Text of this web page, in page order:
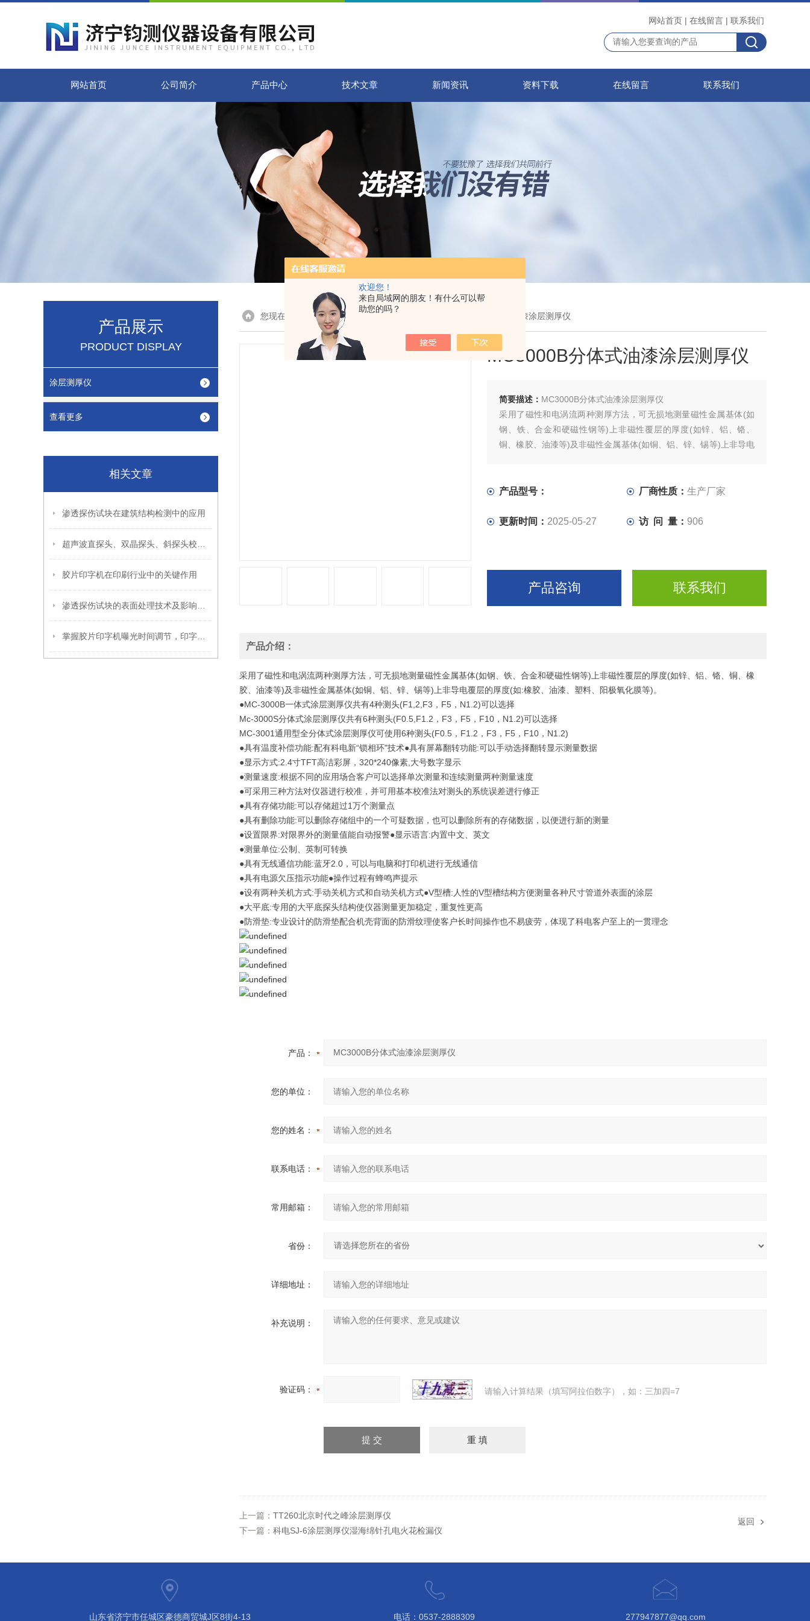
欢迎您！
来自局域网的朋友！有什么可以帮
助您的吗？
网站首页 | 在线留言 | 联系我们
网站首页 公司简介 产品中心 技术文章 新闻资讯 资料下载 在线留言 联系我们
产品展示
PRODUCT DISPLAY
涂层测厚仪
查看更多
相关文章
渗透探伤试块在建筑结构检测中的应用
胶片印字机在印刷行业中的关键作用
您现在的位置：首页> 产品展示 > > > MC3000B分体式油漆涂层测厚仪
MC3000B分体式油漆涂层测厚仪
简要描述： MC3000B分体式油漆涂层测厚仪
采用了磁性和电涡流两种测厚方法，可无损地测量磁性金属基体(如
钢、铁、合金和硬磁性钢等)上非磁性覆层的厚度(如锌、铝、铬、
铜、橡胶、油漆等)及非磁性金属基体(如铜、铝、锌、锡等)上非导电
产品型号： 厂商性质：生产厂家
更新时间： 2025-05-27 访 问 量： 906
产品咨询 联系我们
产品介绍：
采用了磁性和电涡流两种测厚方法，可无损地测量磁性金属基体(如钢、铁、合金和硬磁性钢等)上非磁性覆层的厚度(如锌、铝、铬、铜、橡
胶、油漆等)及非磁性金属基体(如铜、铝、锌、锡等)上非导电覆层的厚度(如:橡胶、油漆、塑料、阳极氧化膜等)。
●MC-3000B一体式涂层测厚仪共有4种测头(F1,2,F3，F5，N1.2)可以选择
Mc-3000S分体式涂层测厚仪共有6种测头(F0.5,F1.2，F3，F5，F10，N1.2)可以选择
MC-3001通用型全分体式涂层测厚仪可使用6种测头(F0.5，F1.2，F3，F5，F10，N1.2)
●具有温度补偿功能:配有科电新“锁相环"技术●具有屏幕翻转功能:可以手动选择翻转显示测量数据
●显示方式:2.4寸TFT高洁彩屏，320*240像素,大号数字显示
●测量速度:根据不同的应用场合客户可以选择单次测量和连续测量两种测量速度
●可采用三种方法对仪器进行校准，并可用基本校准法对测头的系统误差进行修正
●具有存储功能:可以存储超过1万个测量点
●具有删除功能:可以删除存储组中的一个可疑数据，也可以删除所有的存储数据，以便进行新的测量
●设置限界:对限界外的测量值能自动报警●显示语言:内置中文、英文
●测量单位:公制、英制可转换
●具有无线通信功能:蓝牙2.0，可以与电脑和打印机进行无线通信
●具有电源欠压指示功能●操作过程有蜂鸣声提示
●设有两种关机方式:手动关机方式和自动关机方式●V型槽:人性的V型槽结构方便测量各种尺寸管道外表面的涂层
●大平底:专用的大平底探头结构使仪器测量更加稳定，重复性更高
●防滑垫:专业设计的防滑垫配合机壳背面的防滑纹理使客户长时间操作也不易疲劳，体现了科电客户至上的一贯理念
产品：
您的单位：
您的姓名：
联系电话：
常用邮箱：
省份：
详细地址：
补充说明：
验证码： 请输入计算结果（填写阿拉伯数字），如：三加四=7
上一篇： TT260北京时代之峰涂层测厚仪
下一篇： 科电SJ-6涂层测厚仪湿海绵针孔电火花检漏仪
返回
山东省济宁市任城区豪德商贸城J区8街4-13 电话：0537-2888309 277947877@qq.com